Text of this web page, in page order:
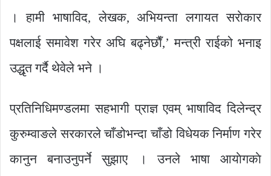
। हामी भाषाविद, लेखक, अभियन्ता लगायत सराेकार
पक्षलाई समावेश गरेर अघि बढ्नेछाैँ,’ मन्त्री राईको भनाइ
उद्धृत गर्दै थेवेले भने ।
प्रतिनिधिमण्डलमा सहभागी प्राज्ञ एवम् भाषाविद दिलेन्द्र
कुरुम्वाङले सरकारले चाँडोभन्दा चाँडो विधेयक निर्माण गरेर
कानुन बनाउनुपर्ने सुझाए । उनले भाषा आयाेगकाे